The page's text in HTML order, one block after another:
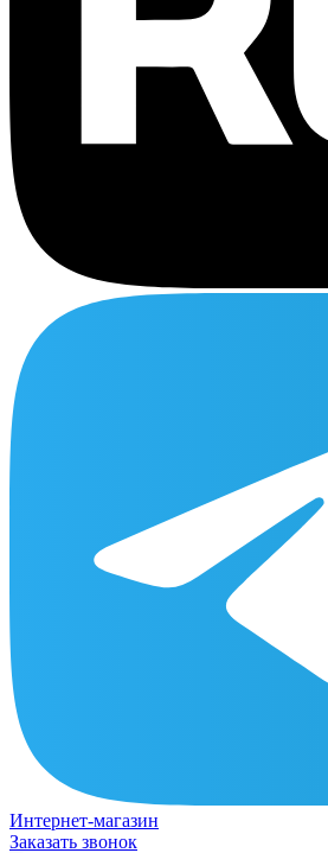
Интернет-магазин
Заказать звонок